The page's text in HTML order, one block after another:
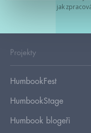
jak
Projekty
HumbookFest
HumbookStage
Humbook blogeři